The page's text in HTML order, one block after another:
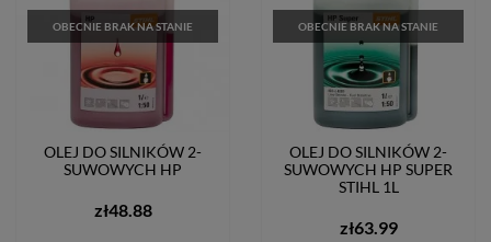
OBECNIE BRAK NA STANIE
OLEJ DO SILNIKÓW 2-
SUWOWYCH HP
zł48.88
OBECNIE BRAK NA STANIE
OLEJ DO SILNIKÓW 2-
SUWOWYCH HP SUPER
STIHL 1L
zł63.99